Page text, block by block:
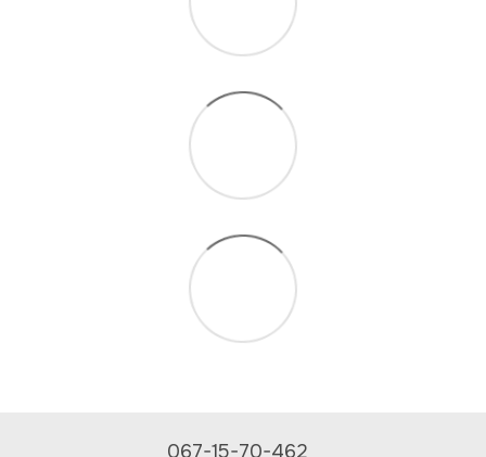
067-15-70-462